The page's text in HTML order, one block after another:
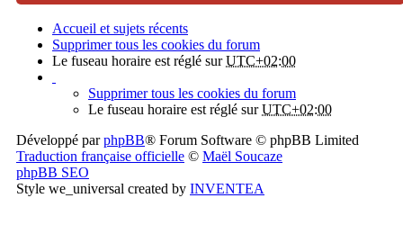
Accueil et sujets récents
Supprimer tous les cookies du forum
Le fuseau horaire est réglé surUTC+02:00
Supprimer tous les cookies du forum
Le fuseau horaire est réglé surUTC+02:00
Développé parphpBB® Forum Software © phpBB Limited
Traduction française officielle © Maël Soucaze
phpBB SEO
Style we_universal created by INVENTEA